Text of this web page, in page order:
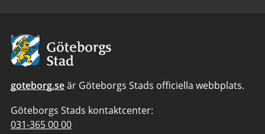
Avsändare
goteborg.seär Göteborgs Stads officiella webbplats.
Göteborgs Stads kontaktcenter:
Telefonnummer
031-365 00 00